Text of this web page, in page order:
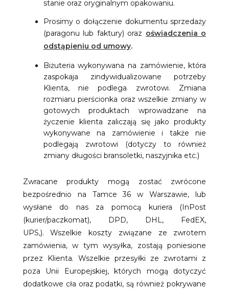
stanie oraz oryginalnym opakowaniu.
Prosimy o dołączenie dokumentu sprzedaży
(paragonu lub faktury) oraz oświadczenia o
odstąpieniu od umowy.
Biżuteria wykonywana na zamówienie, która
zaspokaja zindywidualizowane potrzeby
Klienta, nie podlega zwrotowi. Zmiana
rozmiaru pierścionka oraz wszelkie zmiany w
gotowych produktach wprowadzane na
życzenie klienta zaliczają się jako produkty
wykonywane na zamówienie i także nie
podlegają zwrotowi (dotyczy to również
zmiany długości bransoletki, naszyjnika etc.)
Zwracane produkty mogą zostać zwrócone
bezpośrednio na Tamce 36 w Warszawie, lub
wysłane do nas za pomocą kuriera (InPost
(kurier/paczkomat), DPD, DHL, FedEX,
UPS,). Wszelkie koszty związane ze zwrotem
zamówienia, w tym wysyłka, zostają poniesione
przez Klienta. Wszelkie przesyłki ze zwrotami z
poza Unii Europejskiej, których mogą dotyczyć
dodatkowe cła oraz podatki, są również pokrywane